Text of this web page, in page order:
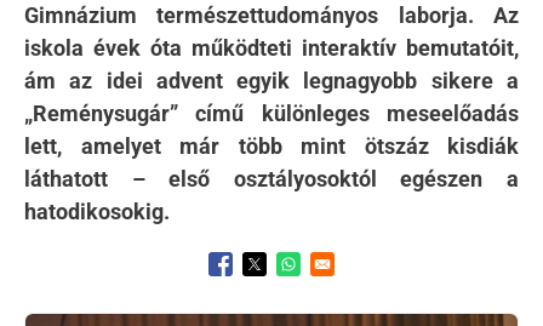
Gimnázium természettudományos laborja. Az
iskola évek óta működteti interaktív bemutatóit,
ám az idei advent egyik legnagyobb sikere a
„Reménysugár” című különleges meseelőadás
lett, amelyet már több mint ötszáz kisdiák
láthatott – első osztályosoktól egészen a
hatodikosokig.
Opens in a new window
Opens in a new window
Opens in a new window